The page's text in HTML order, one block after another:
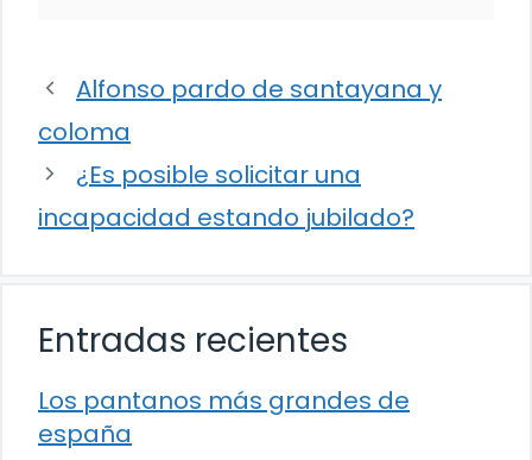
Alfonso pardo de santayana y
coloma
¿Es posible solicitar una
incapacidad estando jubilado?
Entradas recientes
Los pantanos más grandes de
españa